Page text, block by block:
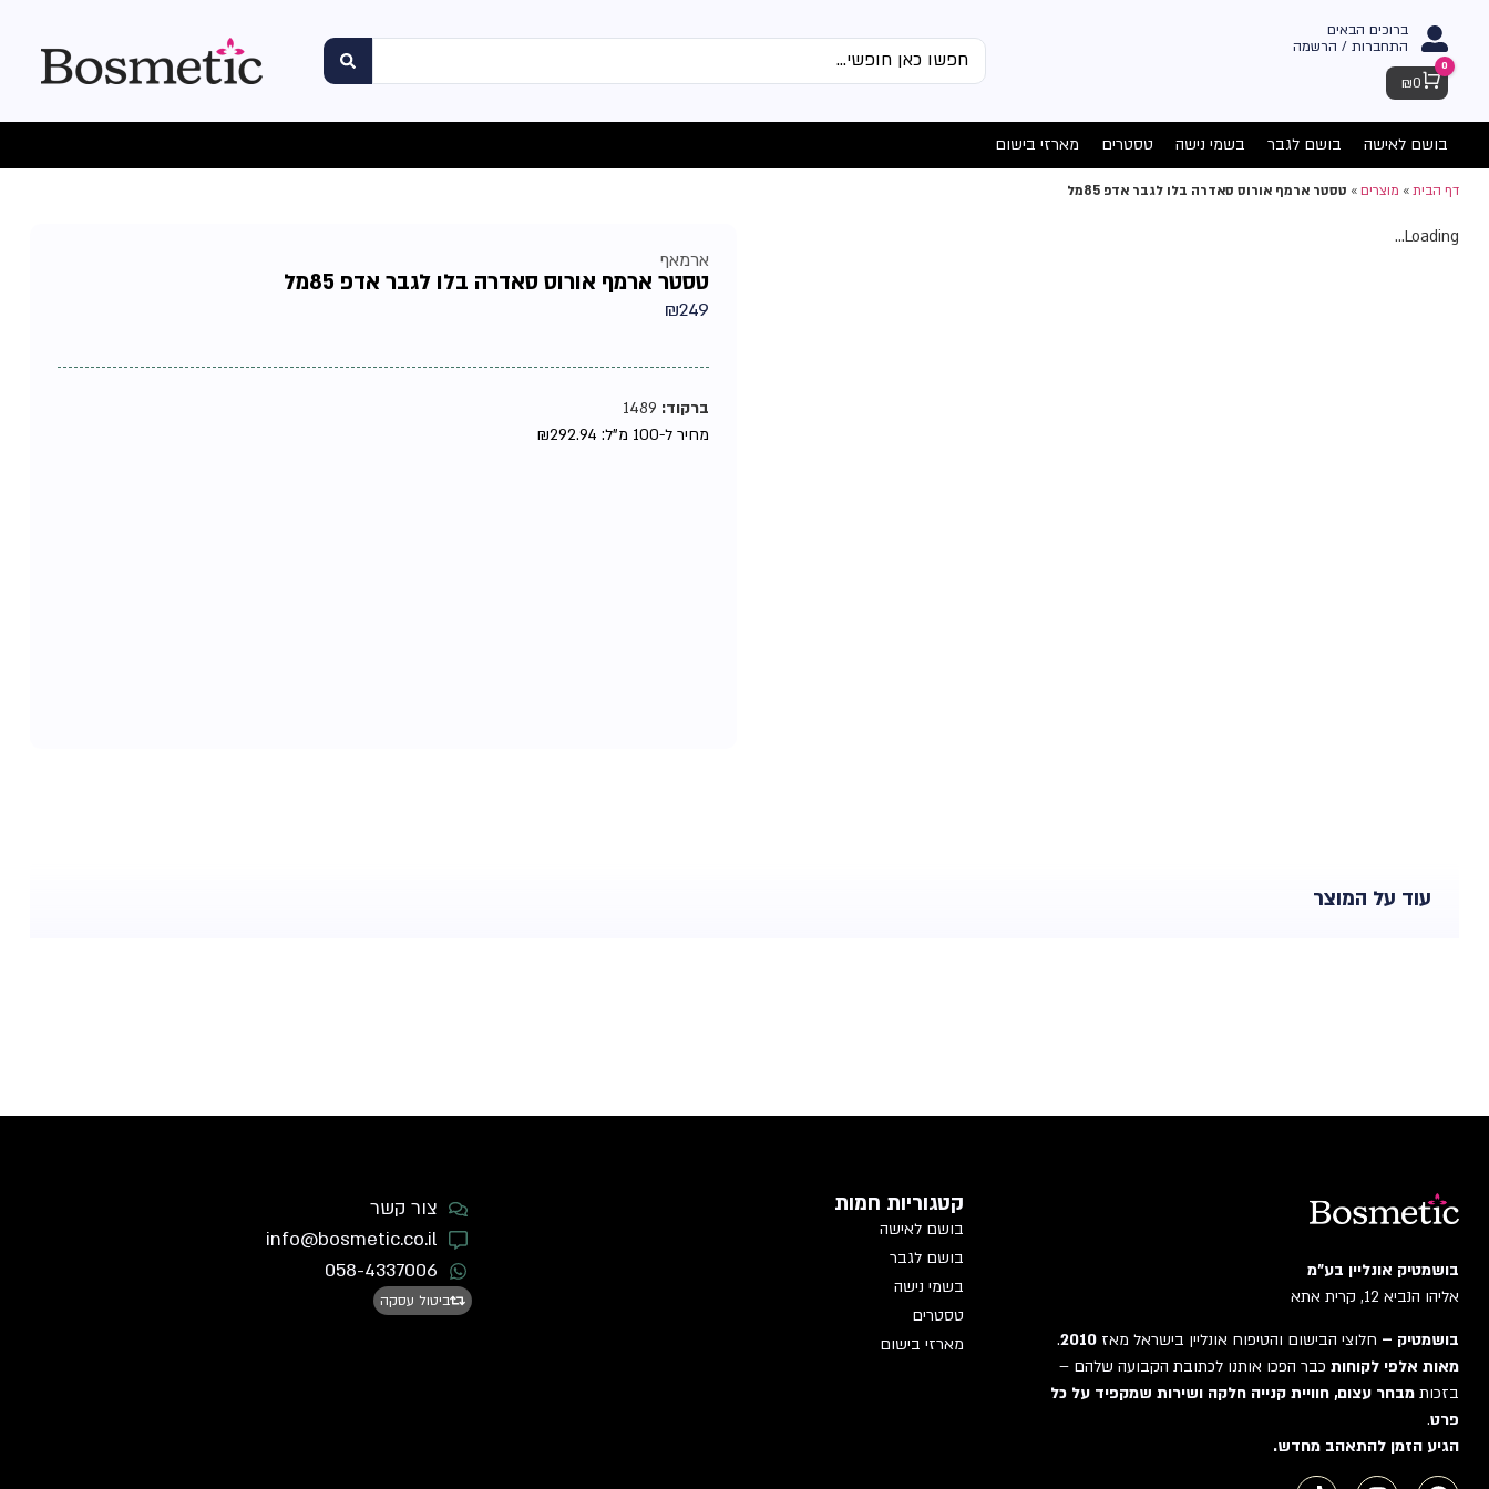
ברוכים הבאים
התחברות / הרשמה
Cart
0
₪0
בושם לאישה בושם לגבר בשמי נישה טסטרים מארזי בישום
דף הבית» מוצרים» טסטר ארמף אורוס סאדרה בלו לגבר אדפ 85מל
Loading...
ארמאף
טסטר ארמף אורוס סאדרה בלו לגבר אדפ 85מל
₪249
ברקוד:
מחיר ל-100 מ"ל:
₪292.94
עוד על המוצר
בושמטיק אונליין בע"מ
אליהו הנביא 12, קרית אתא
בושמטיק – חלוצי הבישום והטיפוח אונליין בישראל מאז 2010
.
מאות אלפי לקוחות כבר הפכו אותנו לכתובת הקבועה שלהם –
בזכות מבחר עצום, חוויית קנייה חלקה ושירות שמקפיד על כל
פרט.
הגיע הזמן להתאהב מחדש.
קטגוריות חמות
בושם לאישה
בושם לגבר
בשמי נישה
טסטרים
מארזי בישום
צור קשר
info@bosmetic.co.il
058-4337006
ביטול עסקה